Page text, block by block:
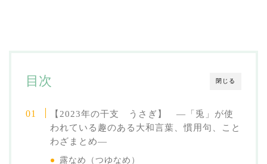
閉じる
目次
【2023年の干支 うさぎ】 ―「兎」が使
われている趣のある大和言葉、慣用句、こと
わざまとめ―
露なめ（つゆなめ）